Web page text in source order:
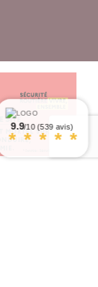
9.9/10 (539 avis)
* * * * *